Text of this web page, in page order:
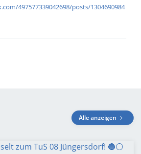
497577339042698/posts/1304690984
Alle anzeigen